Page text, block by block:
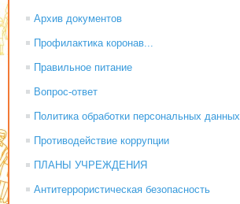
Архив документов
Профилактика коронав...
Правильное питание
Вопрос-ответ
Политика обработки персональных данных
Противодействие коррупции
ПЛАНЫ УЧРЕЖДЕНИЯ
Антитеррористическая безопасность